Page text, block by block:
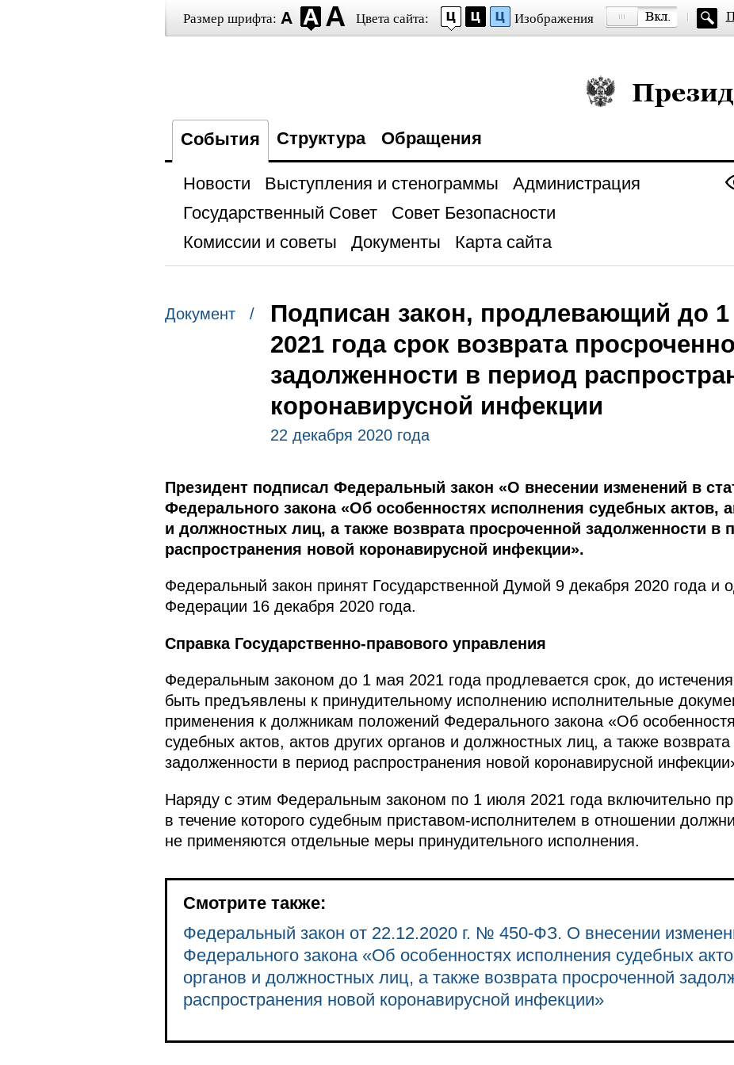
Размер шрифта: Цвета сайта: Изображения
Президент России
События Структура Обращения
Новости Выступления и стенограммы
Администрация
Государственный Совет
Совет Безопасности
Комиссии и советы
Документы Карта сайта
Документ /
Подписан закон, продлевающий до
2021 года срок возврата
задолженности в период
коронавирусной инфекции
22 декабря 2020 года
Президент подписал Федеральный закон «О внесении изменений в
Федерального закона «Об особенностях исполнения судебных актов,
и должностных лиц, а также возврата просроченной задолженности в
распространения новой коронавирусной инфекции».
Федеральный закон принят Государственной Думой 9 декабря 2020 года и
Федерации 16 декабря 2020 года.
Справка Государственно-правового управления
Федеральным законом до 1 мая 2021 года продлевается срок, до
быть предъявлены к принудительному исполнению исполнительные
применения к должникам положений Федерального закона «Об
судебных актов, актов других органов и должностных лиц, а также
задолженности в период распространения новой коронавирусной
Наряду с этим Федеральным законом по 1 июля 2021 года включительно
в течение которого судебным приставом-исполнителем в отношении
не применяются отдельные меры принудительного исполнения.
Смотрите также:
Федеральный закон от 22.12.2020 г. № 450-ФЗ. О внесении
Федерального закона «Об особенностях исполнения судебных
органов и должностных лиц, а также возврата просроченной
распространения новой коронавирусной инфекции»